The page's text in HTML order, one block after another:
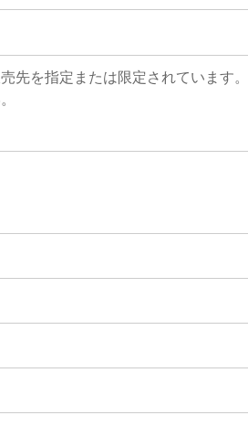
先を指定または限定されています